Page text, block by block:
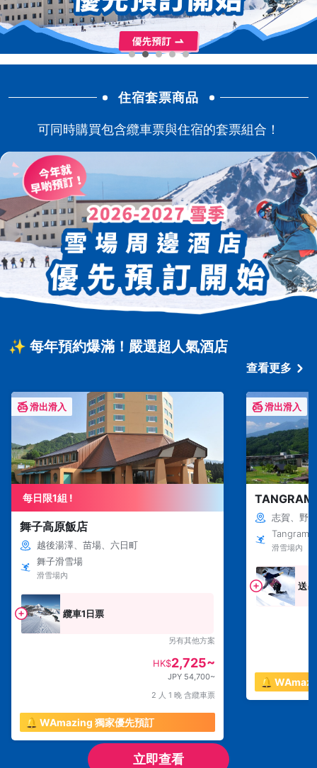
住宿套票商品
可同時購買包含纜車票與住宿的套票組合！
✨ 每年預約爆滿！嚴選超人氣酒店
查看更多
滑出滑入
每日限1組 !
舞子高原飯店
越後湯澤、苗場、六日町
舞子滑雪場
滑雪場內
纜車1日票
另有其他方案
HK$2,725~
JPY 54,700~
2 人 1 晚 含纜車票
🔔 WAmazing 獨家優先預訂
滑出滑入
TANGRAM
志賀、野
Tangram
滑雪場內
送
🔔
立即查看